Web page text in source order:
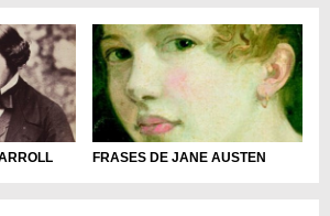
FRASES DE JANE AUSTEN